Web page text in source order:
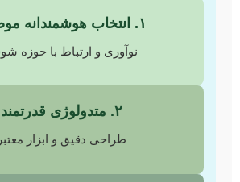
۱. انتخاب هوشمندانه موضوع
نوآوری و ارتباط با حوزه
۲. متدولوژی قدرتمند
طراحی دقیق و ابزار معتبر